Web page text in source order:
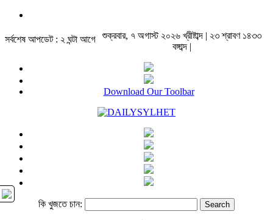
সর্বশেষ আপডেট : ২ ঘন্টা আগে
শুক্রবার, ৭ অগাস্ট ২০২৬ খ্রীষ্টাব্দ | ২৩ শ্রাবণ ১৪৩৩
বঙ্গাব্দ |
Download Our Toolbar
কি খুজতে চান: